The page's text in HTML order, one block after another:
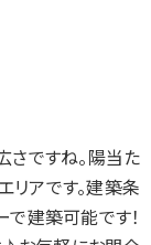
さですね。陽当た
アです。建築条
で建築可能です！